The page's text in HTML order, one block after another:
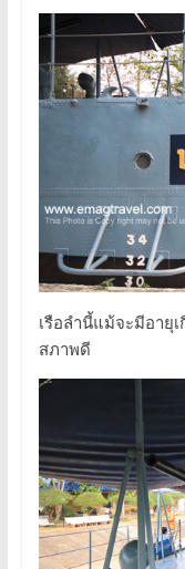
เรือลำนี้แม้จะมีอายุ
สภาพดี